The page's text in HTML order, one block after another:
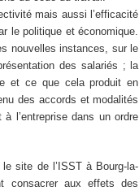
mais aussi l’efficacité
le politique et économique.
nouvelles instances, sur le
des salariés ; la
et ce que cela produit en
des accords et modalités
l’entreprise dans un ordre
site de l’ISST à Bourg-la-
consacrer aux effets des